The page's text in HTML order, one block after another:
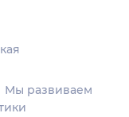
Мы развиваем